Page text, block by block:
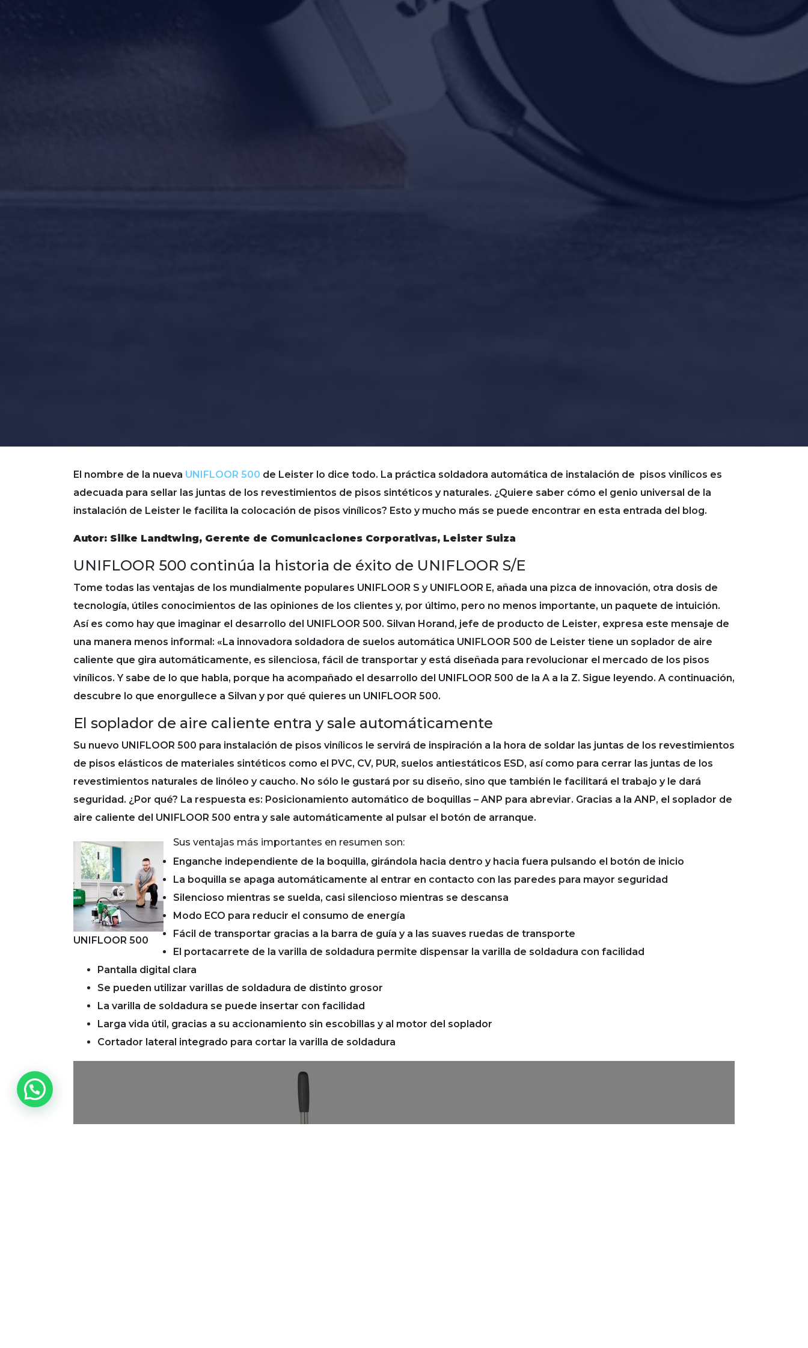
El nombre de la nueva UNIFLOOR 500 de Leister lo dice todo. La práctica soldadora automática de instalación de pisos vinílicos es
adecuada para sellar las juntas de los revestimientos de pisos sintéticos y naturales. ¿Quiere saber cómo el genio universal de la
instalación de Leister le facilita la colocación de pisos vinílicos? Esto y mucho más se puede encontrar en esta entrada del blog.
Autor: Silke Landtwing, Gerente de Comunicaciones Corporativas, Leister Suiza
UNIFLOOR 500 continúa la historia de éxito de UNIFLOOR S/E
Tome todas las ventajas de los mundialmente populares UNIFLOOR S y UNIFLOOR E, añada una pizca de innovación, otra dosis de
tecnología, útiles conocimientos de las opiniones de los clientes y, por último, pero no menos importante, un paquete de intuición.
Así es como hay que imaginar el desarrollo del UNIFLOOR 500. Silvan Horand, jefe de producto de Leister, expresa este mensaje de
una manera menos informal: «La innovadora soldadora de suelos automática UNIFLOOR 500 de Leister tiene un soplador de aire
caliente que gira automáticamente, es silenciosa, fácil de transportar y está diseñada para revolucionar el mercado de los pisos
vinílicos. Y sabe de lo que habla, porque ha acompañado el desarrollo del UNIFLOOR 500 de la A a la Z. Sigue leyendo. A continuación,
descubre lo que enorgullece a Silvan y por qué quieres un UNIFLOOR 500.
El soplador de aire caliente entra y sale automáticamente
Su nuevo UNIFLOOR 500 para instalación de pisos vinílicos le servirá de inspiración a la hora de soldar las juntas de los revestimientos
de pisos elásticos de materiales sintéticos como el PVC, CV, PUR, suelos antiestáticos ESD, así como para cerrar las juntas de los
revestimientos naturales de linóleo y caucho. No sólo le gustará por su diseño, sino que también le facilitará el trabajo y le dará
seguridad. ¿Por qué? La respuesta es: Posicionamiento automático de boquillas – ANP para abreviar. Gracias a la ANP, el soplador de
aire caliente del UNIFLOOR 500 entra y sale automáticamente al pulsar el botón de arranque.
UNIFLOOR 500
Sus ventajas más importantes en resumen son:
Enganche independiente de la boquilla, girándola hacia dentro y hacia fuera pulsando el botón de inicio
La boquilla se apaga automáticamente al entrar en contacto con las paredes para mayor seguridad
Silencioso mientras se suelda, casi silencioso mientras se descansa
Modo ECO para reducir el consumo de energía
Fácil de transportar gracias a la barra de guía y a las suaves ruedas de transporte
El portacarrete de la varilla de soldadura permite dispensar la varilla de soldadura con facilidad
Pantalla digital clara
Se pueden utilizar varillas de soldadura de distinto grosor
La varilla de soldadura se puede insertar con facilidad
Larga vida útil, gracias a su accionamiento sin escobillas y al motor del soplador
Cortador lateral integrado para cortar la varilla de soldadura